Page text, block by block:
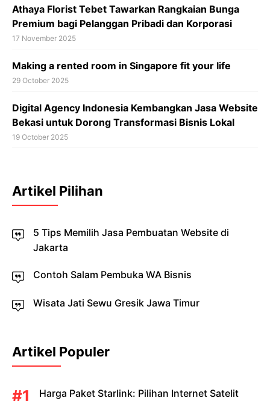
Athaya Florist Tebet Tawarkan Rangkaian Bunga
Premium bagi Pelanggan Pribadi dan Korporasi
17 November 2025
Making a rented room in Singapore fit your life
29 October 2025
Digital Agency Indonesia Kembangkan Jasa Website
Bekasi untuk Dorong Transformasi Bisnis Lokal
19 October 2025
Artikel Pilihan
5 Tips Memilih Jasa Pembuatan Website di
Jakarta
Contoh Salam Pembuka WA Bisnis
Wisata Jati Sewu Gresik Jawa Timur
Artikel Populer
Harga Paket Starlink: Pilihan Internet Satelit